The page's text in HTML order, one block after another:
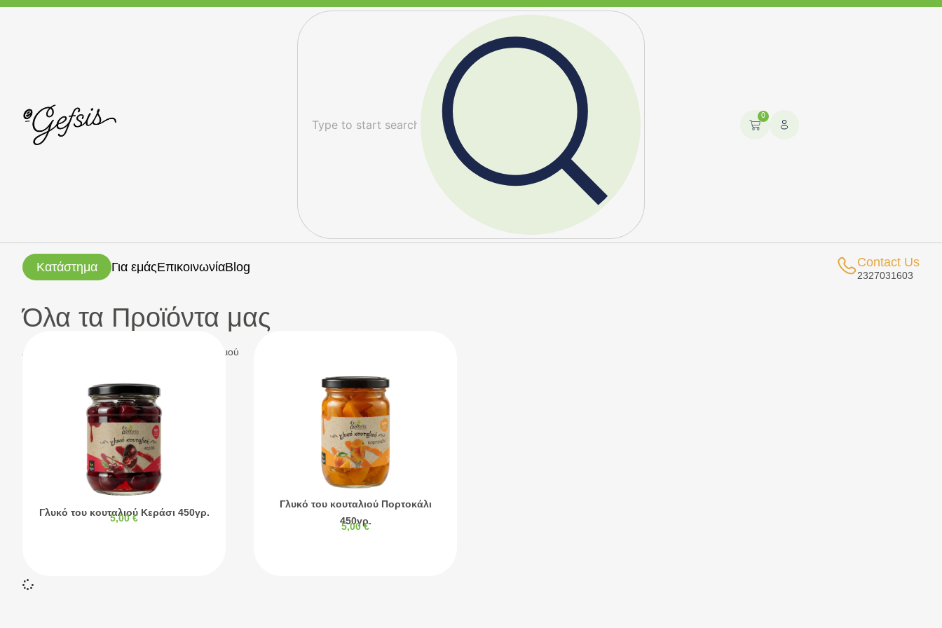
0
Κατάστημα Για εμάςΕπικοινωνίαBlog Contact Us
2327031603
Αρχική σελίδα / Γλυκά του κουταλιού
Όλα τα Προϊόντα μας
Γλυκό του κουταλιού Κεράσι 450γρ.
5,00€
Γλυκό του κουταλιού Πορτοκάλι
450γρ.
5,00€